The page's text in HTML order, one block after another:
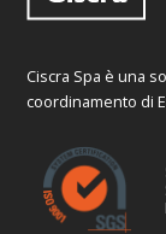
Ciscra Spa è una
coordinamento di